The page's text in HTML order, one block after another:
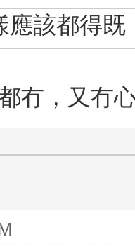
應該都得既
冇，又冇